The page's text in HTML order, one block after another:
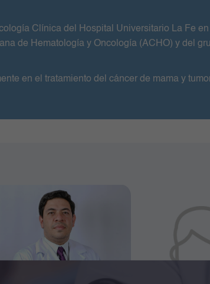
Clínica del Hospital Universitario La Fe
de Hematología y Oncología (ACHO) y del
en el tratamiento del cáncer de mama y